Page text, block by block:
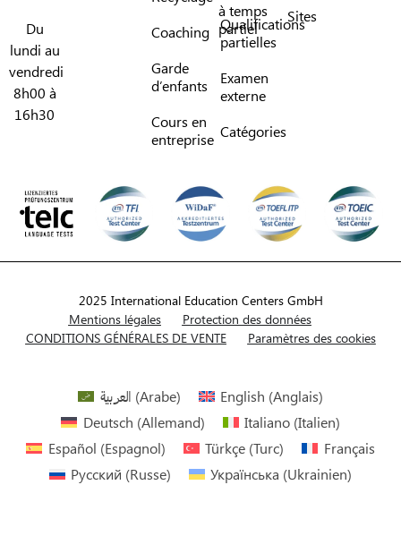
Du
lundi au
vendredi
8h00 à
16h30
Coaching
Garde
d’enfants
Cours en
entreprise
Qualifications
partielles
Examen
externe
Catégories
à temps
partiel
Sites
2025 International Education Centers GmbH
Mentions légales
Protection des données
CONDITIONS GÉNÉRALES DE VENTE
Paramètres des cookies
العربية (Arabe) English (Anglais)
Deutsch (Allemand) Italiano(Italien)
Español (Espagnol) Türkçe (Turc)
Français
Русский (Russe) Українська (Ukrainien)